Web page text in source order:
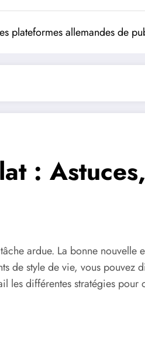
plateformes allemandes de
:
ardue. La bonne nouvelle
de style de vie, vous
les différentes stratégies